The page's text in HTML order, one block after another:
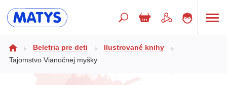
Beletria pre deti
Ilustrované knihy
Tajomstvo Vianočnej myšky